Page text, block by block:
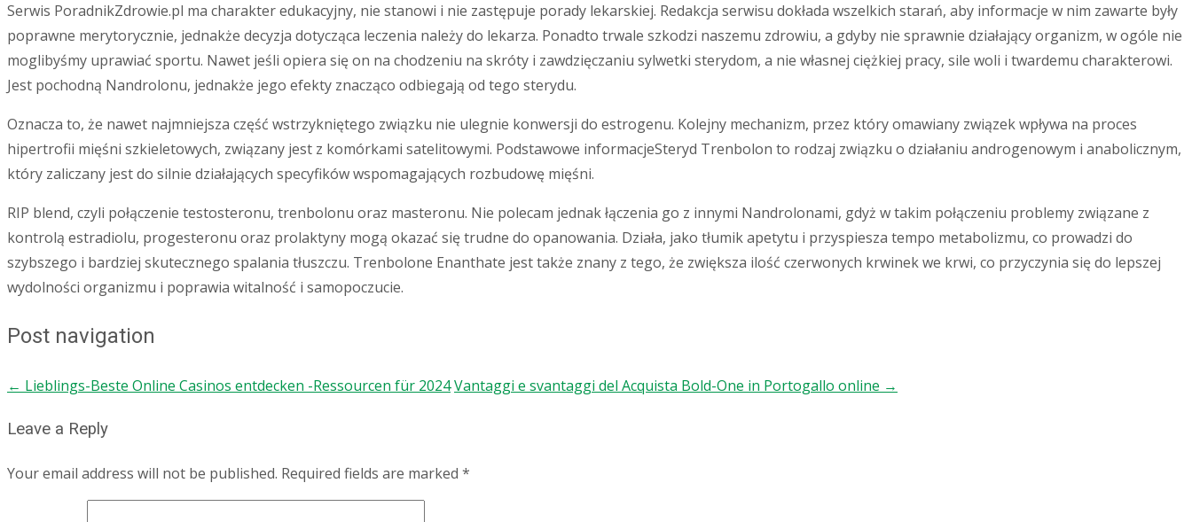
Serwis PoradnikZdrowie.pl ma charakter edukacyjny, nie stanowi i nie zastępuje porady lekarskiej. Redakcja serwisu dokłada wszelkich starań, aby informacje w nim zawarte były
poprawne merytorycznie, jednakże decyzja dotycząca leczenia należy do lekarza. Ponadto trwale szkodzi naszemu zdrowiu, a gdyby nie sprawnie działający organizm, w ogóle nie
moglibyśmy uprawiać sportu. Nawet jeśli opiera się on na chodzeniu na skróty i zawdzięczaniu sylwetki sterydom, a nie własnej ciężkiej pracy, sile woli i twardemu charakterowi.
Jest pochodną Nandrolonu, jednakże jego efekty znacząco odbiegają od tego sterydu.
Oznacza to, że nawet najmniejsza część wstrzykniętego związku nie ulegnie konwersji do estrogenu. Kolejny mechanizm, przez który omawiany związek wpływa na proces
hipertrofii mięśni szkieletowych, związany jest z komórkami satelitowymi. Podstawowe informacjeSteryd Trenbolon to rodzaj związku o działaniu androgenowym i anabolicznym,
który zaliczany jest do silnie działających specyfików wspomagających rozbudowę mięśni.
RIP blend, czyli połączenie testosteronu, trenbolonu oraz masteronu. Nie polecam jednak łączenia go z innymi Nandrolonami, gdyż w takim połączeniu problemy związane z
kontrolą estradiolu, progesteronu oraz prolaktyny mogą okazać się trudne do opanowania. Działa, jako tłumik apetytu i przyspiesza tempo metabolizmu, co prowadzi do
szybszego i bardziej skutecznego spalania tłuszczu. Trenbolone Enanthate jest także znany z tego, że zwiększa ilość czerwonych krwinek we krwi, co przyczynia się do lepszej
wydolności organizmu i poprawia witalność i samopoczucie.
Post navigation
← Lieblings-Beste Online Casinos entdecken -Ressourcen für 2024Vantaggi e svantaggi del Acquista Bold-One in Portogallo online →
Leave a Reply
Your email address will not be published. Required fields are marked *